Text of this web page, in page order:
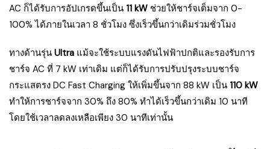
AC ก็ได้รับการอัปเกรดขึ้นเป็น 11 kW ช่วยให้ชาร์จเต็มจาก 0-
100% ได้ภายในเวลา 8 ชั่วโมง ซึ่งเร็วขึ้นกว่าเดิมร่วมชั่วโมง
ทางด้านรุ่น Ultra แม้จะใช้ระบบแรงดันไฟฟ้าปกติและรองรับการ
ชาร์จ AC ที่ 7 kW เท่าเดิม แต่ก็ได้รับการปรับปรุงระบบชาร์จ
กระแสตรง DC Fast Charging ให้เพิ่มขึ้นจาก 88 kW เป็น 110 kW
ทำให้การชาร์จจาก 30% ถึง 80% ทำได้เร็วขึ้นกว่าเดิม 10 นาที
โดยใช้เวลาลดลงเหลือเพียง 30 นาทีเท่านั้น